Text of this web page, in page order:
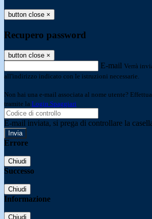
button close ×
Recupero password
button close ×
E-mail Verrà
all'indirizzo indicato con le istruzioni necessarie.
Non hai una e-mail associata al nome utente?
tramite la Login Spaggiari
E-mail inviata, si prega di controllare la
Errore
Chiudi
Successo
Chiudi
Informazione
Chiudi